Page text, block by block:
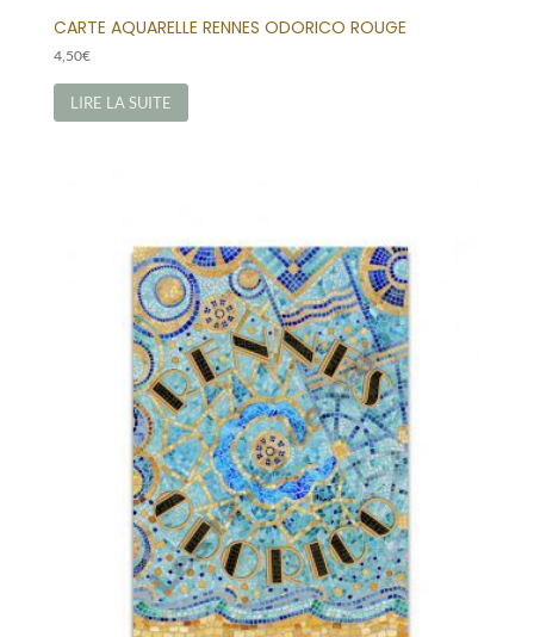
CARTE AQUARELLE RENNES ODORICO ROUGE
4,50€
LIRE LA SUITE